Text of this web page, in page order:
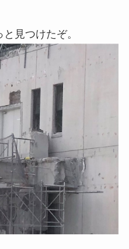
見つけたぞ。